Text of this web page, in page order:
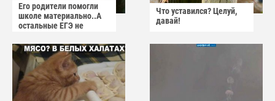
Его родители помогли
школе материально..А
остальные ЕГЭ не
Что уставился? Целуй,
давай!